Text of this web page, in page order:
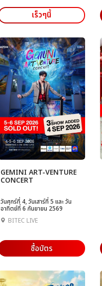
เร็วๆนี้
GEMINI ART-VENTURE
CONCERT
วันศุกร์ที่ 4, วันเสาร์ที่ 5 และ วัน
อาทิตย์ที่ 6 กันยายน 2569
BITEC LIVE
ซื้อบัตร